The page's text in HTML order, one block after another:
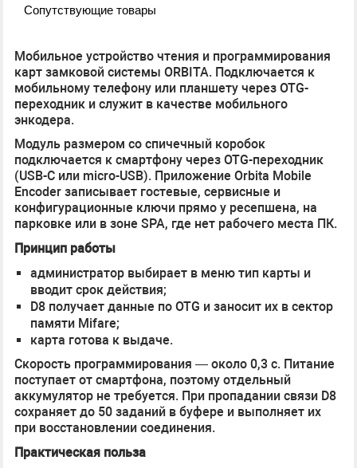
Сопутствующие товары
Мобильное устройство чтения и программирования
карт замковой системы ORBITA. Подключается к
мобильному телефону или планшету через OTG-
переходник и служит в качестве мобильного
энкодера.
Модуль размером со спичечный коробок
подключается к смартфону через OTG-переходник
(USB-C или micro-USB). Приложение Orbita Mobile
Encoder записывает гостевые, сервисные и
конфигурационные ключи прямо у ресепшена, на
парковке или в зоне SPA, где нет рабочего места ПК.
Принцип работы
администратор выбирает в меню тип карты и
вводит срок действия;
D8 получает данные по OTG и заносит их в сектор
памяти Mifare;
карта готова к выдаче.
Скорость программирования — около 0,3 с. Питание
поступает от смартфона, поэтому отдельный
аккумулятор не требуется. При пропадании связи D8
сохраняет до 50 заданий в буфере и выполняет их
при восстановлении соединения.
Практическая польза